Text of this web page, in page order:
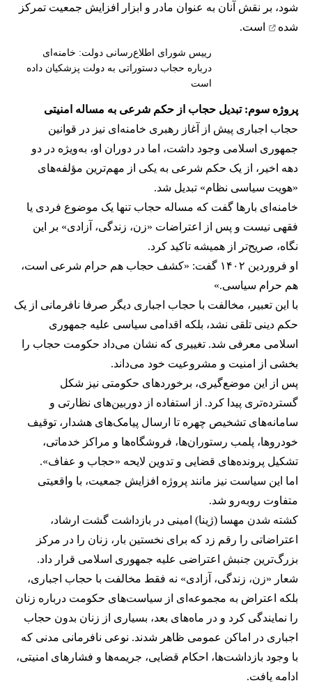
شود، بر نقش آنان به عنوان مادر و ابزار افزایش جمعیت تمرکز
شده
است.
رییس شورای اطلاع‌رسانی دولت: خامنه‌ای
درباره حجاب دستوراتی به دولت پزشکیان داده
است
پروژه سوم: تبدیل حجاب از حکم شرعی به مساله امنیتی
حجاب اجباری پیش از آغاز رهبری خامنه‌ای نیز در قوانین
جمهوری اسلامی وجود داشت، اما در دوران او، به‌ویژه در دو
دهه اخیر، از یک حکم شرعی به یکی از مهم‌ترین مؤلفه‌های
«هویت سیاسی نظام» تبدیل شد.
خامنه‌ای بارها گفت که مساله حجاب تنها یک موضوع فردی یا
فقهی نیست و پس از اعتراضات «زن، زندگی، آزادی» بر این
نگاه، صریح‌تر از همیشه تاکید کرد.
او فروردین ۱۴۰۲ گفت: «کشف حجاب هم حرام شرعی است،
هم حرام سیاسی.»
با این تعبیر، مخالفت با حجاب اجباری دیگر صرفا نافرمانی از یک
حکم دینی تلقی نشد، بلکه اقدامی سیاسی علیه جمهوری
اسلامی معرفی شد. تغییری که نشان می‌داد حکومت حجاب را
بخشی از امنیت و مشروعیت خود می‌داند.
پس از این موضع‌گیری، برخوردهای حکومتی نیز شکل
گسترده‌تری پیدا کرد. از استفاده از دوربین‌های نظارتی و
سامانه‌های تشخیص چهره تا ارسال پیامک‌های هشدار، توقیف
خودروها، پلمب رستوران‌ها، فروشگاه‌ها و مراکز خدماتی،
تشکیل پرونده‌های قضایی و تدوین لایحه «حجاب و عفاف».
اما این سیاست نیز مانند پروژه افزایش جمعیت، با واقعیتی
متفاوت روبه‌رو شد.
کشته شدن مهسا (ژینا) امینی در بازداشت گشت ارشاد،
اعتراضاتی را رقم زد که برای نخستین بار، زنان را در مرکز
بزرگ‌ترین جنبش اعتراضی علیه جمهوری اسلامی قرار داد.
شعار «زن، زندگی، آزادی» نه فقط مخالفت با حجاب اجباری،
بلکه اعتراض به مجموعه‌ای از سیاست‌های حکومت درباره زنان
را نمایندگی کرد و در ماه‌های بعد، بسیاری از زنان بدون حجاب
اجباری در اماکن عمومی ظاهر شدند. نوعی نافرمانی مدنی که
با وجود بازداشت‌ها، احکام قضایی، جریمه‌ها و فشارهای امنیتی،
ادامه یافت.